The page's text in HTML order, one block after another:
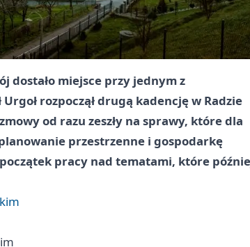
dostało miejsce przy jednym z
rozpoczął drugą kadencję w Radzie
od razu zeszły na sprawy, które dla
przestrzenne i gospodarkę
pracy nad tematami, które